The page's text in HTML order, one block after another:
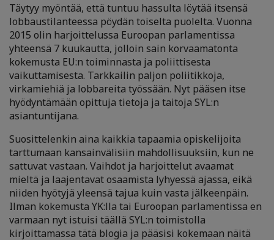
Täytyy myöntää, että tuntuu hassulta löytää itsensä
lobbaustilanteessa pöydän toiselta puolelta. Vuonna
2015 olin harjoittelussa Euroopan parlamentissa
yhteensä 7 kuukautta, jolloin sain korvaamatonta
kokemusta EU:n toiminnasta ja poliittisesta
vaikuttamisesta. Tarkkailin paljon poliitikkoja,
virkamiehiä ja lobbareita työssään. Nyt pääsen itse
hyödyntämään opittuja tietoja ja taitoja SYL:n
asiantuntijana.
Suosittelenkin aina kaikkia tapaamia opiskelijoita
tarttumaan kansainvälisiin mahdollisuuksiin, kun ne
sattuvat vastaan. Vaihdot ja harjoittelut avaamat
mieltä ja laajentavat osaamista lyhyessä ajassa, eikä
niiden hyötyjä yleensä tajua kuin vasta jälkeenpäin.
Ilman kokemusta YK:lla tai Euroopan parlamentissa en
varmaan nyt istuisi täällä SYL:n toimistolla
kirjoittamassa tätä blogia ja pääsisi kokemaan näitä